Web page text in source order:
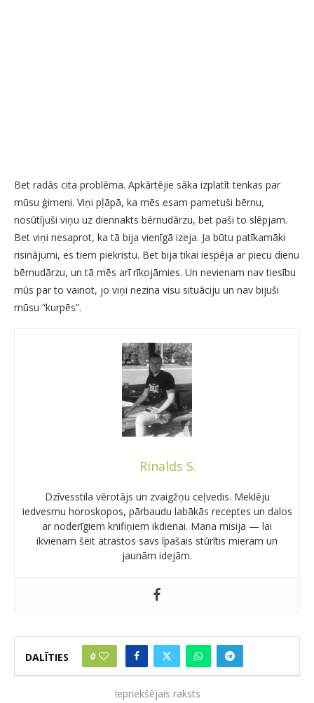
Bet radās cita problēma. Apkārtējie sāka izplatīt tenkas par
mūsu ģimeni. Viņi pļāpā, ka mēs esam pametuši bērnu,
nosūtījuši viņu uz diennakts bērnudārzu, bet paši to slēpjam.
Bet viņi nesaprot, ka tā bija vienīgā izeja. Ja būtu patīkamāki
risinājumi, es tiem piekristu. Bet bija tikai iespēja ar piecu dienu
bērnudārzu, un tā mēs arī rīkojāmies. Un nevienam nav tiesību
mūs par to vainot, jo viņi nezina visu situāciju un nav bijuši
mūsu “kurpēs”.
Rinalds S.
Dzīvesstila vērotājs un zvaigžņu ceļvedis. Meklēju
iedvesmu horoskopos, pārbaudu labākās receptes un dalos
ar noderīgiem knifiņiem ikdienai. Mana misija — lai
ikvienam šeit atrastos savs īpašais stūrītis mieram un
jaunām idejām.
DALĪTIES 0
Iepriekšējais raksts